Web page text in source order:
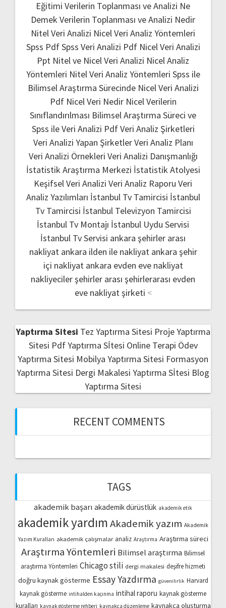
Eğitimi Verilerin Toplanması ve Analizi Ne
Demek Verilerin Toplanması ve Analizi Nedir
Nitel Veri Analizi Nicel Veri Analiz Yöntemleri
Spss PdfSpss Veri Analizi Pdf Nicel Veri Analizi
Ppt Nitel ve Nicel Veri Analizi Nicel Analiz
Yöntemleri Nitel Veri Analiz Yöntemleri Spss ile
Bilimsel Araştırma Sürecinde Nicel Veri Analizi
Pdf Nicel Veri Nedir Nicel Verilerin
Sınıflandırılması Bilimsel Araştırma Süreci ve
Spss ile Veri Analizi PdfVeri Analiz Şirketleri
Veri Analizi Yapan ŞirketlerVeri Analiz Planı
Veri Analizi Örnekleri Veri Analizi Danışmanlığı
İstatistik Araştırma Merkezi İstatistik Atolyesi
Keşifsel Veri Analizi Veri Analiz Raporu Veri
Analiz Yazılımları İstanbul Tv Tamircisi İstanbul
Tv Tamircisi İstanbul Televizyon Tamircisi
İstanbul Tv Montajı İstanbul Uydu Servisi
İstanbul Tv Servisi ankara şehirler arası
nakliyat ankara ilden ile nakliyat ankara şehir
içi nakliyat ankara evden eve nakliyat
nakliyeciler şehirler arası şehirlerarası evden
eve nakliyat şirketi <
Yaptırma Sitesi Tez Yaptırma Sitesi Proje Yaptırma
Sitesi Pdf Yaptırma Sİtesi Online Terapi Ödev
Yaptırma Sitesi Mobilya Yaptırma Sitesi Formasyon
Yaptırma Sitesi Dergi Makalesi Yaptırma Sİtesi Blog
Yaptırma Sitesi
RECENT COMMENTS
TAGS
akademik başarı akademik dürüstlük akademik etik
akademik yardımAkademik yazım Akademik
Yazım Kuralları akademik çalışmalar analiz Araştırma Araştırma süreci
Araştırma Yöntemleri Bilimsel araştırma Bilimsel
araştırma Yöntemleri Chicago stili dergi makalesi deşifre hizmeti
doğru kaynak gösterme Essay Yazdırma güvenilirlik Harvard
kaynak gösterme intihalden kaçınma intihal raporu kaynak gösterme
kuralları kaynak gösterme rehberi kaynakça düzenleme kaynakça oluşturma